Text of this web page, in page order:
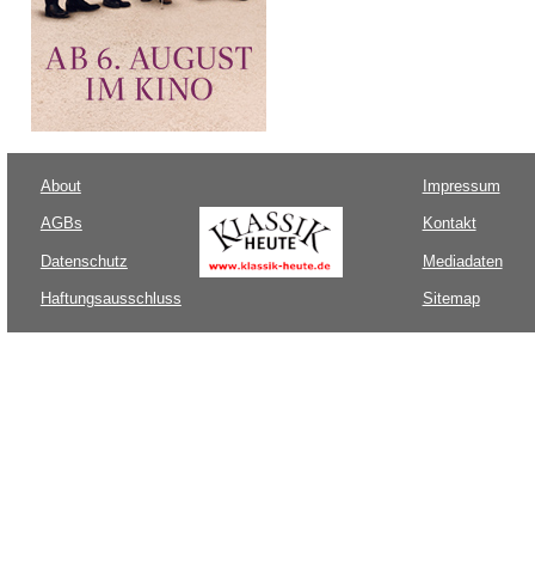
About
AGBs
Datenschutz
Haftungsausschluss
Impressum
Kontakt
Mediadaten
Sitemap